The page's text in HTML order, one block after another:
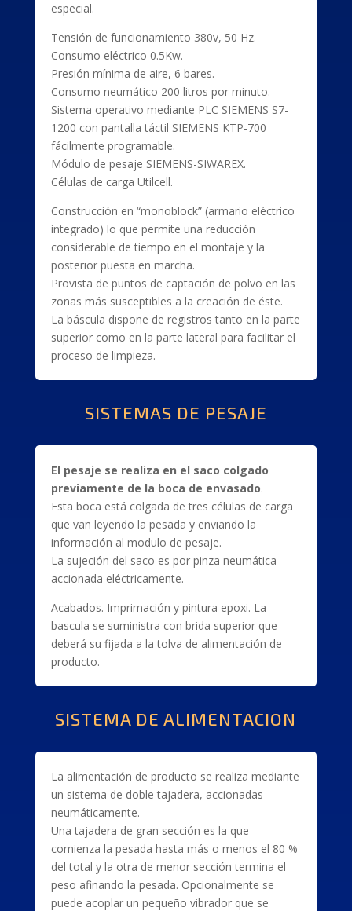
especial.
Tensión de funcionamiento 380v, 50 Hz.
Consumo eléctrico 0.5Kw.
Presión mínima de aire, 6 bares.
Consumo neumático 200 litros por minuto.
Sistema operativo mediante PLC SIEMENS S7-
1200 con pantalla táctil SIEMENS KTP-700
fácilmente programable.
Módulo de pesaje SIEMENS-SIWAREX.
Células de carga Utilcell.
Construcción en “monoblock” (armario eléctrico
integrado) lo que permite una reducción
considerable de tiempo en el montaje y la
posterior puesta en marcha.
Provista de puntos de captación de polvo en las
zonas más susceptibles a la creación de éste.
La báscula dispone de registros tanto en la parte
superior como en la parte lateral para facilitar el
proceso de limpieza.
SISTEMAS DE PESAJE
El pesaje se realiza en el saco colgado
previamente de la boca de envasado.
Esta boca está colgada de tres células de carga
que van leyendo la pesada y enviando la
información al modulo de pesaje.
La sujeción del saco es por pinza neumática
accionada eléctricamente.
Acabados. Imprimación y pintura epoxi. La
bascula se suministra con brida superior que
deberá su fijada a la tolva de alimentación de
producto.
SISTEMA DE ALIMENTACION
La alimentación de producto se realiza mediante
un sistema de doble tajadera, accionadas
neumáticamente.
Una tajadera de gran sección es la que
comienza la pesada hasta más o menos el 80 %
del total y la otra de menor sección termina el
peso afinando la pesada. Opcionalmente se
puede acoplar un pequeño vibrador que se